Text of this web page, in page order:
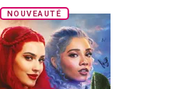
NOUVEAUTÉ